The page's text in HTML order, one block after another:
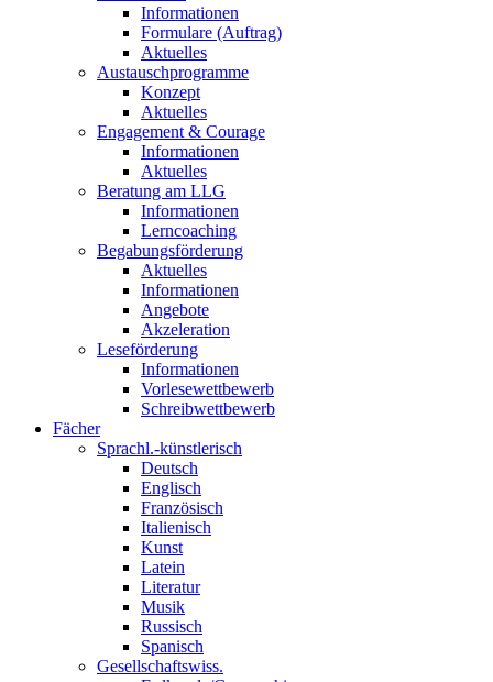
Informationen
Formulare (Auftrag)
Aktuelles
Austauschprogramme
Konzept
Aktuelles
Engagement & Courage
Informationen
Aktuelles
Beratung am LLG
Informationen
Lerncoaching
Begabungsförderung
Aktuelles
Informationen
Angebote
Akzeleration
Leseförderung
Informationen
Vorlesewettbewerb
Schreibwettbewerb
Fächer
Sprachl.-künstlerisch
Deutsch
Englisch
Französisch
Italienisch
Kunst
Latein
Literatur
Musik
Russisch
Spanisch
Gesellschaftswiss.